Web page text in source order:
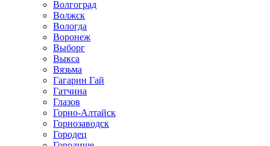
Волгоград
Волжск
Вологда
Воронеж
Выборг
Выкса
Вязьма
Гагарин Гай
Гатчина
Глазов
Горно-Алтайск
Горнозаводск
Городец